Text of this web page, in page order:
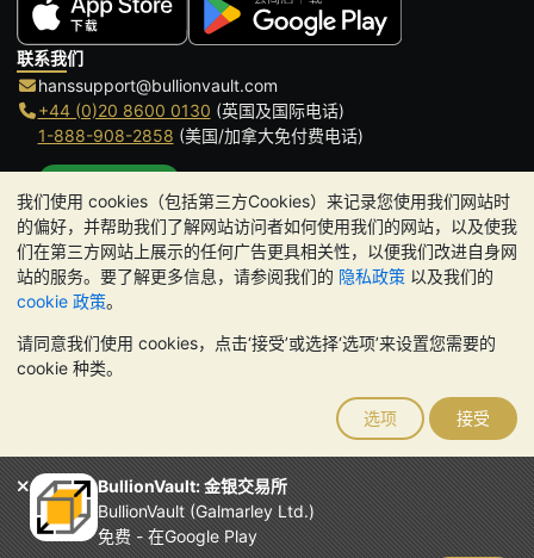
我们使用 cookies（包括第三方Cookies）来记录您使用我们网站时
的偏好，并帮助我们了解网站访问者如何使用我们的网站，以及使我
们在第三方网站上展示的任何广告更具相关性，以便我们改进自身网
站的服务。要了解更多信息，请参阅我们的 隐私政策 以及我们的
cookie 政策。
请同意我们使用 cookies，点击‘接受’或选择‘选项’来设置您需要的
cookie 种类。
选项 接受
BullionVault: 金银交易所
BullionVault (Galmarley Ltd.)
免费 - 在Google Play
联系我们
hanssupport@bullionvault.com
+44 (0)20 8600 0130 (英国及国际电话)
1-888-908-2858 (美国/加拿大免付费电话)
办公时间:
9am to 8:30pm (英国时间), 周一至周五
Galmarley Ltd T/A BullionVault
3 Shortlands (7th Floor)
London
W6 8DA
贵金属的价值可能下跌也可能上涨。历史趋势不能保证未来
的价格走势。BullionVault 网站及其任何通讯中的任何内容均不构成
投资建议。您应该考虑寻求专业建议，以确定投资并持有金条是否适
合您。
Galmarley Ltd，以 BullionVault 名义开展业务，在英格兰和威尔士
注册，注册号为 4943684